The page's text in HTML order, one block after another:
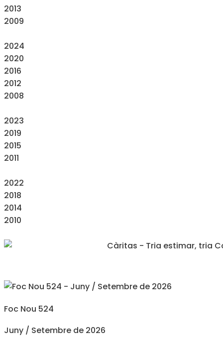
2013
2009
2024
2020
2016
2012
2008
2023
2019
2015
2011
2022
2018
2014
2010
Foc Nou 524
Juny / Setembre de 2026